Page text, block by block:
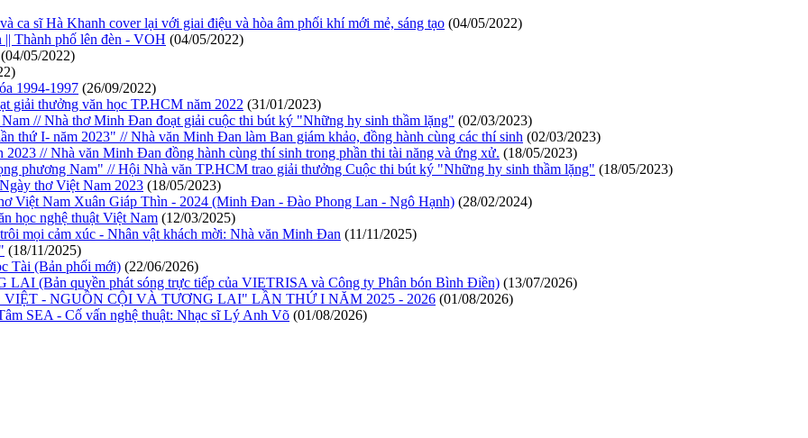
ca sĩ Hà Khanh cover lại với giai điệu và hòa âm phối khí mới mẻ, sáng tạo (04/05/2022)
Thành phố lên đèn - VOH (04/05/2022)
(04/05/2022)
1994-1997 (26/09/2022)
giải thưởng văn học TP.HCM năm 2022 (31/01/2023)
// Nhà thơ Minh Đan đoạt giải cuộc thi bút ký "Những hy sinh thầm lặng" (02/03/2023)
thứ I- năm 2023" // Nhà văn Minh Đan làm Ban giám khảo, đồng hành cùng các thí sinh (02/03/2023)
// Nhà văn Minh Đan đồng hành cùng thí sinh trong phần thi tài năng và ứng xử. (18/05/2023)
phương Nam" // Hội Nhà văn TP.HCM trao giải thưởng Cuộc thi bút ký "Những hy sinh thầm lặng" (18/05/2023)
thơ Việt Nam 2023 (18/05/2023)
Việt Nam Xuân Giáp Thìn - 2024 (Minh Đan - Đào Phong Lan - Ngô Hạnh) (28/02/2024)
học nghệ thuật Việt Nam (12/03/2025)
mọi cảm xúc - Nhân vật khách mời: Nhà văn Minh Đan (11/11/2025)
(18/11/2025)
Tài (Bản phối mới) (22/06/2026)
(Bản quyền phát sóng trực tiếp của VIETRISA và Công ty Phân bón Bình Điền) (13/07/2026)
- NGUỒN CỘI VÀ TƯƠNG LAI" LẦN THỨ I NĂM 2025 - 2026 (01/08/2026)
SEA - Cố vấn nghệ thuật: Nhạc sĩ Lý Anh Võ (01/08/2026)